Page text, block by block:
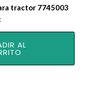
tractor 7745003
AL